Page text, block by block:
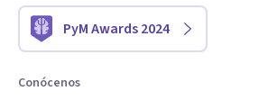
PyM Awards 2024
Conócenos